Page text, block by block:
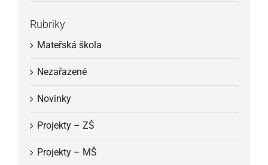
Rubriky
Mateřská škola
Nezařazené
Novinky
Projekty – ZŠ
Projekty – MŠ